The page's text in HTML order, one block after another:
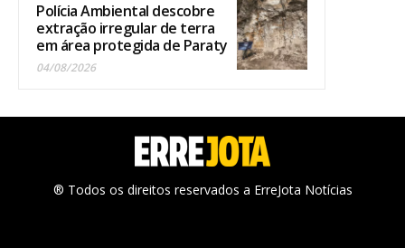
Polícia Ambiental descobre
extração irregular de terra
em área protegida de Paraty
04/08/2026
® Todos os direitos reservados a ErreJota Notícias